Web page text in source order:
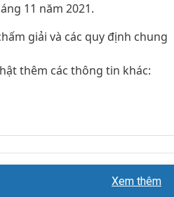
11 năm 2021.
giải và các quy định chung
thêm các thông tin khác:
Xem thêm